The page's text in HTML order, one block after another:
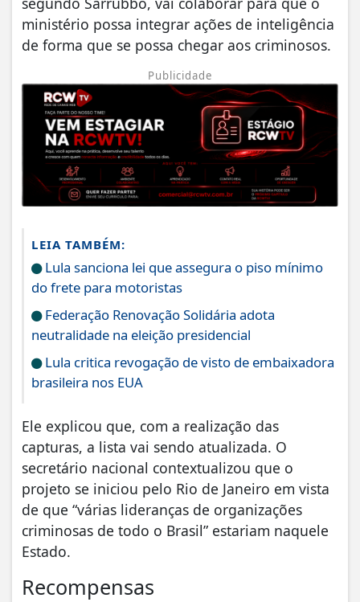
ministério possa integrar ações de inteligência
de forma que se possa chegar aos criminosos.
Publicidade
LEIA TAMBÉM:
Lula sanciona lei que assegura o piso mínimo
do frete para motoristas
Federação Renovação Solidária adota
neutralidade na eleição presidencial
Lula critica revogação de visto de embaixadora
brasileira nos EUA
Ele explicou que, com a realização das
capturas, a lista vai sendo atualizada. O
secretário nacional contextualizou que o
projeto se iniciou pelo Rio de Janeiro em vista
de que “várias lideranças de organizações
criminosas de todo o Brasil” estariam naquele
Estado.
Recompensas